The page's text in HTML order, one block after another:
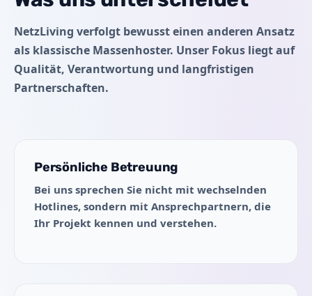
NetzLiving verfolgt bewusst einen anderen Ansatz
als klassische Massenhoster. Unser Fokus liegt auf
Qualität, Verantwortung und langfristigen
Partnerschaften.
Persönliche Betreuung
Bei uns sprechen Sie nicht mit wechselnden
Hotlines, sondern mit Ansprechpartnern, die
Ihr Projekt kennen und verstehen.